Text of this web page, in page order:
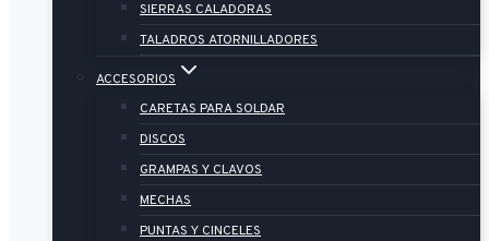
SIERRAS CALADORAS
TALADROS ATORNILLADORES
ACCESORIOS
CARETAS PARA SOLDAR
DISCOS
GRAMPAS Y CLAVOS
MECHAS
PUNTAS Y CINCELES